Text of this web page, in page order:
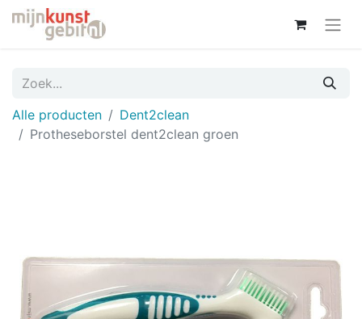
Alle producten
Dent2clean
Protheseborstel dent2clean groen